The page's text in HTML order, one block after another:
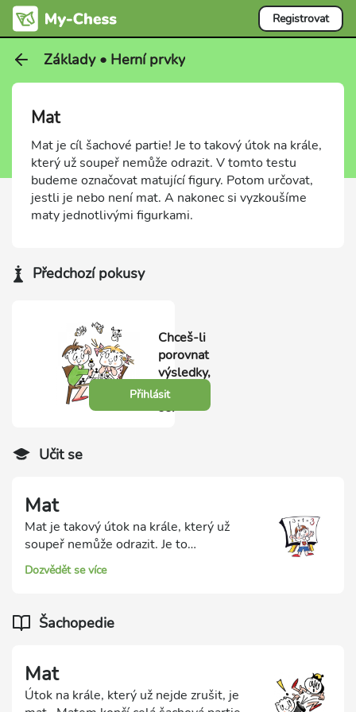
Registrovat
Základy • Herní prvky
Mat
Mat je cíl šachové partie! Je to takový útok na krále,
který už soupeř nemůže odrazit. V tomto testu
budeme označovat matující figury. Potom určovat,
jestli je nebo není mat. A nakonec si vyzkoušíme
maty jednotlivými figurkami.
Předchozí pokusy
Chceš-li
porovnat
výsledky,
přihlas
se.
Přihlásit
Učit se
Mat
Mat je takový útok na krále, který už
soupeř nemůže odrazit. Je to
nejdůležitější okamžik v šachové partii!
Hráč, který dá soupeři mat, vyhraje.
různými figurkami.
Dozvědět se více
Šachopedie
Mat
Útok na krále, který už nejde zrušit, je